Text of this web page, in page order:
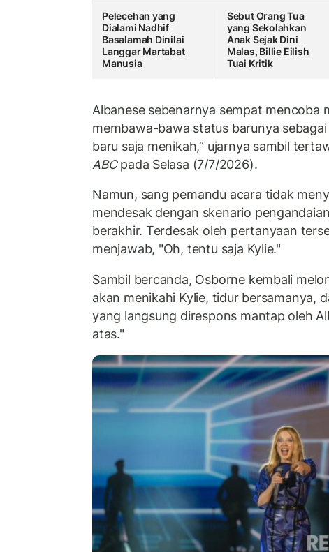
Pelecehan yang
Dialami Nadhif
Basalamah Dinilai
Langgar Martabat
Manusia
Sebut Orang Tua
yang Sekolahkan
Anak Sejak Dini
Malas, Billie Eilish
Tuai Kritik
Albanese sebenarnya sempat mencoba
membawa-bawa status barunya sebagai
baru saja menikah,” ujarnya sambil
ABCpada Selasa (7/7/2026).
Namun, sang pemandu acara tidak
mendesak dengan skenario
berakhir. Terdesak oleh pertanyaan
menjawab, "Oh, tentu saja Kylie."
Sambil bercanda, Osborne kembali
akan menikahi Kylie, tidur bersamanya,
yang langsung direspons mantap oleh
atas."